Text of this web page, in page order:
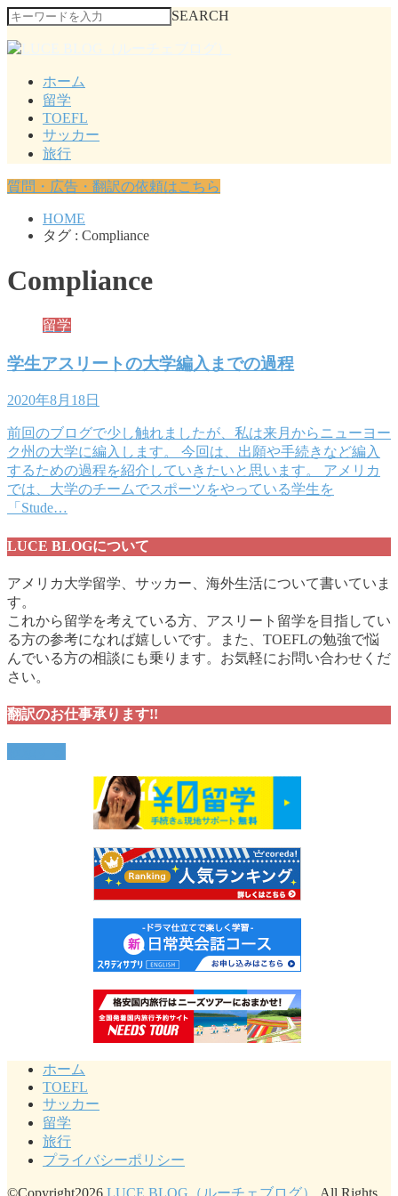
SEARCH
ホーム
留学
TOEFL
サッカー
旅行
質問・広告・翻訳の依頼はこちら
HOME
タグ : Compliance
Compliance
留学
学生アスリートの大学編入までの過程
2020年8月18日
前回のブログで少し触れましたが、私は来月からニューヨー
ク州の大学に編入します。 今回は、出願や手続きなど編入
するための過程を紹介していきたいと思います。 アメリカ
では、大学のチームでスポーツをやっている学生を
「Stude…
LUCE BLOGについて
アメリカ大学留学、サッカー、海外生活について書いていま
す。
これから留学を考えている方、アスリート留学を目指してい
る方の参考になれば嬉しいです。また、TOEFLの勉強で悩
んでいる方の相談にも乗ります。お気軽にお問い合わせくだ
さい。
翻訳のお仕事承ります!!
ホーム
TOEFL
サッカー
留学
旅行
プライバシーポリシー